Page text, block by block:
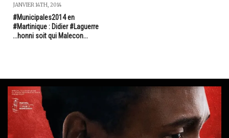
JANVIER 14TH, 2014
#Municipales2014 en
#Martinique : Didier #Laguerre
...honni soit qui Malecon...